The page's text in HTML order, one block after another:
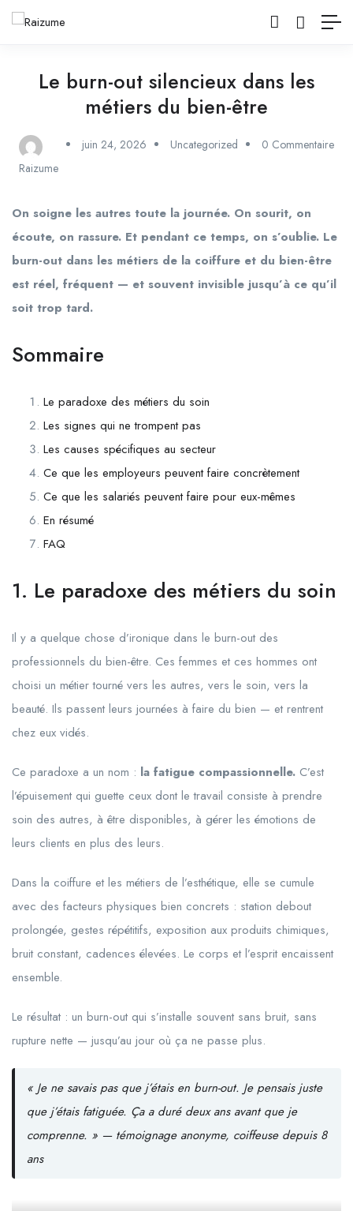
Le burn-out silencieux dans les
métiers du bien-être
Raizume
juin 24, 2026 Uncategorized 0 Commentaire
On soigne les autres toute la journée. On sourit, on
écoute, on rassure. Et pendant ce temps, on s’oublie. Le
burn-out dans les métiers de la coiffure et du bien-être
est réel, fréquent — et souvent invisible jusqu’à ce qu’il
soit trop tard.
Sommaire
Le paradoxe des métiers du soin
Les signes qui ne trompent pas
Les causes spécifiques au secteur
Ce que les employeurs peuvent faire concrètement
Ce que les salariés peuvent faire pour eux-mêmes
En résumé
FAQ
1. Le paradoxe des métiers du soin
Il y a quelque chose d’ironique dans le burn-out des
professionnels du bien-être. Ces femmes et ces hommes ont
choisi un métier tourné vers les autres, vers le soin, vers la
beauté. Ils passent leurs journées à faire du bien — et rentrent
chez eux vidés.
Ce paradoxe a un nom : la fatigue compassionnelle. C’est
l’épuisement qui guette ceux dont le travail consiste à prendre
soin des autres, à être disponibles, à gérer les émotions de
leurs clients en plus des leurs.
Dans la coiffure et les métiers de l’esthétique, elle se cumule
avec des facteurs physiques bien concrets : station debout
prolongée, gestes répétitifs, exposition aux produits chimiques,
bruit constant, cadences élevées. Le corps et l’esprit encaissent
ensemble.
Le résultat : un burn-out qui s’installe souvent sans bruit, sans
rupture nette — jusqu’au jour où ça ne passe plus.
« Je ne savais pas que j’étais en burn-out. Je pensais juste
que j’étais fatiguée. Ça a duré deux ans avant que je
comprenne. »— témoignage anonyme, coiffeuse depuis 8
ans